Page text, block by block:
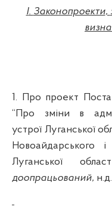
I. Законопроекти,
1. Про проект
“Про зміни в
устрої Луганської
Новоайдарського і
Луганської
доопрацьований, н.д